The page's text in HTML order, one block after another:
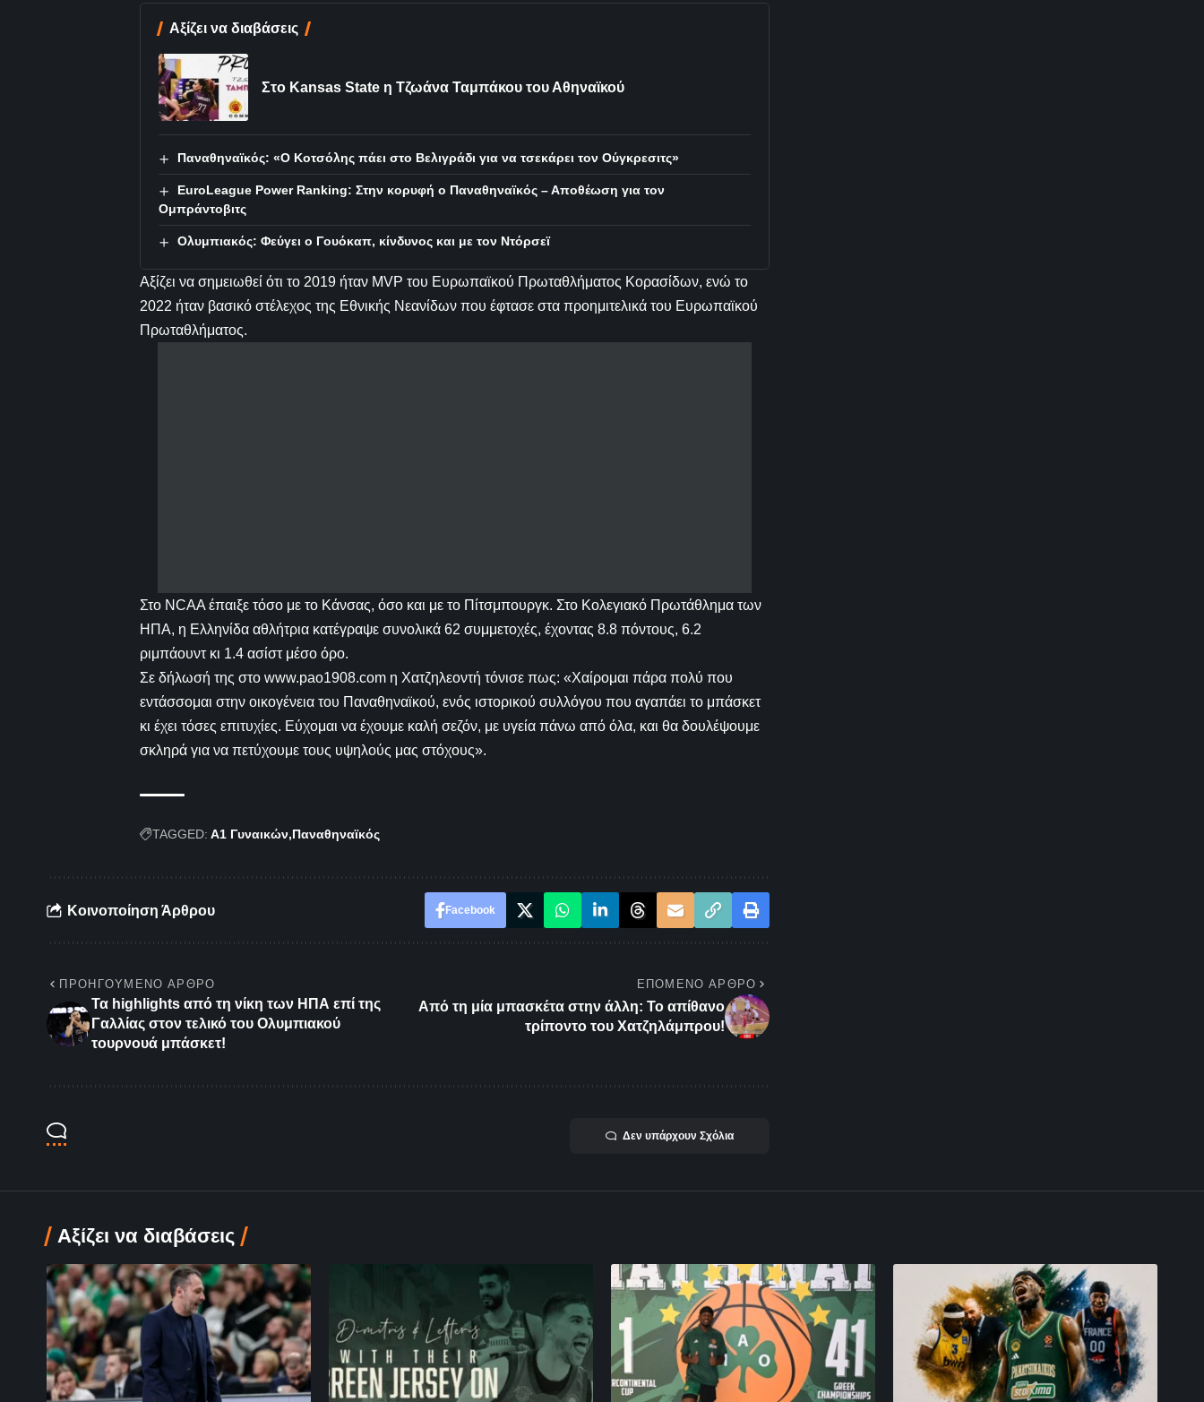
Αξίζει να διαβάσεις
Στο Kansas State η Τζωάνα Ταμπάκου του Αθηναϊκού
Παναθηναϊκός: «Ο Κοτσόλης πάει στο Βελιγράδι για να τσεκάρει τον Ούγκρεσιτς»
EuroLeague Power Ranking: Στην κορυφή ο Παναθηναϊκός – Αποθέωση για τον
Ομπράντοβιτς
Ολυμπιακός: Φεύγει ο Γουόκαπ, κίνδυνος και με τον Ντόρσεϊ
Αξίζει να σημειωθεί ότι το 2019 ήταν MVP του Ευρωπαϊκού Πρωταθλήματος Κορασίδων, ενώ το
2022 ήταν βασικό στέλεχος της Εθνικής Νεανίδων που έφτασε στα προημιτελικά του Ευρωπαϊκού
Πρωταθλήματος.
Στο NCAA έπαιξε τόσο με το Κάνσας, όσο και με το Πίτσμπουργκ. Στο Κολεγιακό Πρωτάθλημα των
ΗΠΑ, η Ελληνίδα αθλήτρια κατέγραψε συνολικά 62 συμμετοχές, έχοντας 8.8 πόντους, 6.2
ριμπάουντ κι 1.4 ασίστ μέσο όρο.
Σε δήλωσή της στο www.pao1908.com η Χατζηλεοντή τόνισε πως: «Χαίρομαι πάρα πολύ που
εντάσσομαι στην οικογένεια του Παναθηναϊκού, ενός ιστορικού συλλόγου που αγαπάει το μπάσκετ
κι έχει τόσες επιτυχίες. Εύχομαι να έχουμε καλή σεζόν, με υγεία πάνω από όλα, και θα δουλέψουμε
σκληρά για να πετύχουμε τους υψηλούς μας στόχους».
TAGGED: Α1 Γυναικών Παναθηναϊκός
Κοινοποίηση Άρθρου Facebook
ΠΡΟΗΓΟΎΜΕΝΟ ΆΡΘΡΟ
Τα highlights από τη νίκη των ΗΠΑ επί της
Γαλλίας στον τελικό του Ολυμπιακού
τουρνουά μπάσκετ!
ΕΠΌΜΕΝΟ ΆΡΘΡΟ
Από τη μία μπασκέτα στην άλλη: Το απίθανο
τρίποντο του Χατζηλάμπρου!
Δεν υπάρχουν Σχόλια
Αξίζει να διαβάσεις